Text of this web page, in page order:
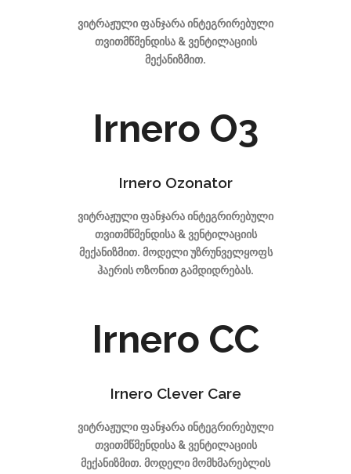
ვიტრაჟული ფანჯარა ინტეგრირებული
თვითმწმენდისა & ვენტილაციის
მექანიზმით.
Irnero O3
Irnero Ozonator
ვიტრაჟული ფანჯარა ინტეგრირებული
თვითმწმენდისა & ვენტილაციის
მექანიზმით. მოდელი უზრუნველყოფს
ჰაერის ოზონით გამდიდრებას.
Irnero CC
Irnero Clever Care
ვიტრაჟული ფანჯარა ინტეგრირებული
თვითმწმენდისა & ვენტილაციის
მექანიზმით. მოდელი მომხმარებლის